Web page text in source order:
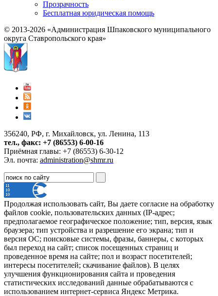
Прозрачность
Бесплатная юридическая помощь
© 2013-2026 «Администрация Шпаковского муниципального
округа Ставропольского края»
356240, РФ, г. Михайловск, ул. Ленина, 113
тел., факс: +7 (86553) 6-00-16
Приёмная главы: +7 (86553) 6-30-12
Эл. почта: administration@shmr.ru
Продолжая использовать сайт, Вы даете согласие на обработку
файлов cookie, пользовательских данных (IP-адрес;
предполагаемое географическое положение; тип, версия, язык
браузера; тип устройства и разрешение его экрана; тип и
версия ОС; поисковые системы, фразы, баннеры, с которых
был переход на сайт; список посещенных страниц и
проведенное время на сайте; пол и возраст посетителей;
интересы посетителей; скачивание файлов). В целях
улучшения функционирования сайта и проведения
статистических исследований данные обрабатываются с
использованием интернет-сервиса Яндекс Метрика.